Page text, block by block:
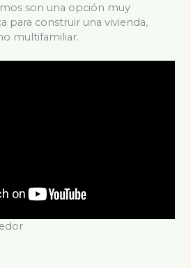
son una opción muy
para construir una vivienda,
multifamiliar.